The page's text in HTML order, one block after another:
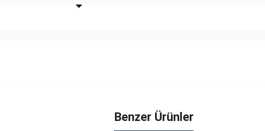
Benzer Ürünler